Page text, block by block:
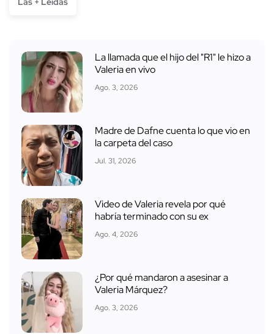
La llamada que el hijo del "R1" le hizo a
Valeria en vivo
Ago. 3, 2026
Madre de Dafne cuenta lo que vio en
la carpeta del caso
Jul. 31, 2026
Video de Valeria revela por qué
habría terminado con su ex
Ago. 4, 2026
¿Por qué mandaron a asesinar a
Valeria Márquez?
Ago. 3, 2026